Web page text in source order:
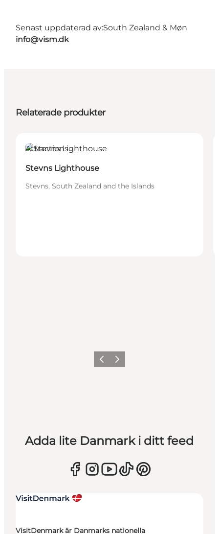
Senast uppdaterad av:South Zealand & Møn
info@vism.dk
Relaterade produkter
Attractions
Stevns Lighthouse
Stevns, South Zealand and the Islands
Föregående
Nästa
Adda lite Danmark i ditt feed
VisitDenmark är Danmarks nationella